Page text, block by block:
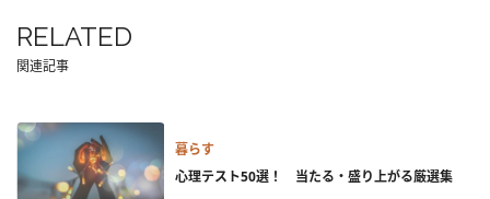
RELATED
関連記事
暮らす
心理テスト50選！ 当たる・盛り上がる厳選集